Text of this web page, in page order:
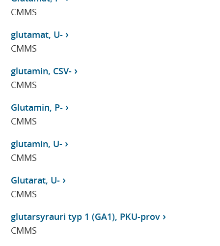
CMMS
glutamat, U-
CMMS
glutamin, CSV-
CMMS
Glutamin, P-
CMMS
glutamin, U-
CMMS
Glutarat, U-
CMMS
glutarsyrauri typ 1 (GA1), PKU-prov
CMMS